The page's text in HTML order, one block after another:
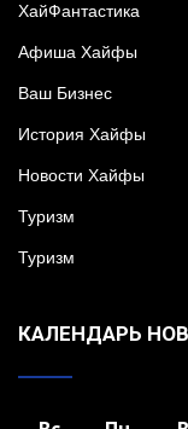
XайФантастика
Афиша Хайфы
Ваш Бизнес
История Хайфы
Новости Хайфы
Туризм
Туризм
КАЛЕНДАРЬ